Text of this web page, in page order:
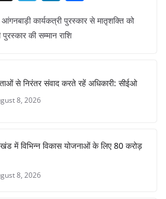
el
e
m
n
k
n
h
ar
कार्यकत्री पुरस्कार से मातृशक्ति को
की सम्मान राशि
से निरंतर संवाद करते रहें अधिकारी: सीईओ
8, 2026
में विभिन्न विकास योजनाओं के लिए 80 करोड़
8, 2026